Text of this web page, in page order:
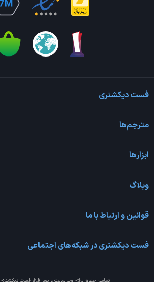
فست دیکشنری
مترجم‌ها
ابزارها
وبلاگ
قوانین و ارتباط با ما
فست دیکشنری در شبکه‌های اجتماعی